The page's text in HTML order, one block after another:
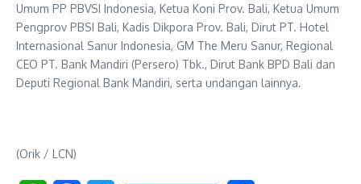
Umum PP PBVSI Indonesia, Ketua Koni Prov. Bali, Ketua Umum
Pengprov PBSI Bali, Kadis Dikpora Prov. Bali, Dirut PT. Hotel
Internasional Sanur Indonesia, GM The Meru Sanur, Regional
CEO PT. Bank Mandiri (Persero) Tbk., Dirut Bank BPD Bali dan
Deputi Regional Bank Mandiri, serta undangan lainnya.
(Orik / LCN)